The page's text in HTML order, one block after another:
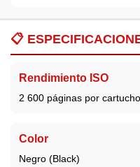
📋
Rendimiento ISO
2 600 páginas por cartucho
Color
Negro (Black)